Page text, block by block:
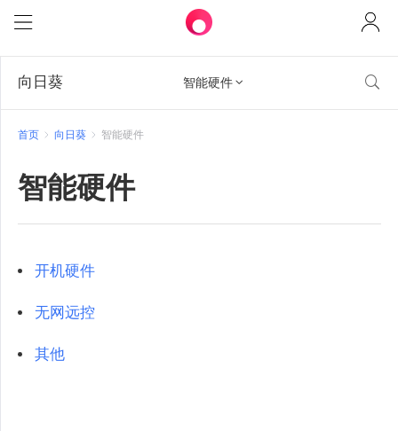
向日葵 智能硬件 
首页 向日葵 智能硬件
智能硬件
开机硬件
无网远控
其他